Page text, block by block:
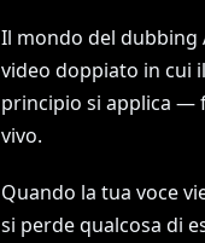
Il mondo del dubbing
video doppiato in cui
principio si applica —
vivo.
Quando la tua voce
si perde qualcosa di